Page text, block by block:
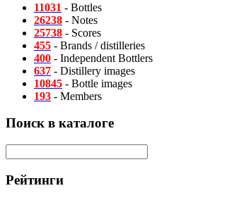
11031 - Bottles
26238 - Notes
25738 - Scores
455 - Brands / distilleries
400 - Independent Bottlers
637 - Distillery images
10845 - Bottle images
193 - Members
Поиск в каталоге
Рейтинги